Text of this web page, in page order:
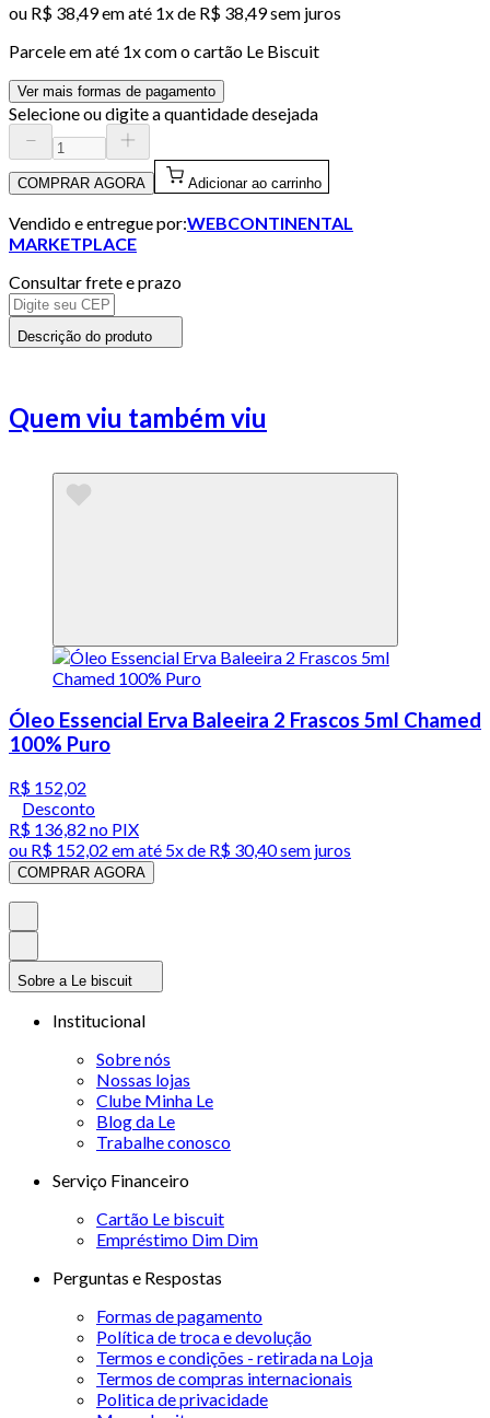
ou R$ 38,49em até 1x de R$ 38,49sem juros
Parcele em até 1x com o cartão Le Biscuit
Ver mais formas de pagamento
Selecione ou digite a quantidade desejada
COMPRAR AGORA Adicionar ao carrinho
Vendido e entregue por:WEBCONTINENTAL
MARKETPLACE
Consultar frete e prazo
Descrição do produto
Quem viu também viu
Óleo Essencial Erva Baleeira 2 Frascos 5ml Chamed
100% Puro
R$ 152,02
Desconto
R$ 136,82 no PIX
ou R$ 152,02 em até 5x de R$ 30,40 sem juros
COMPRAR AGORA
Sobre a Le biscuit
Institucional
Sobre nós
Nossas lojas
Clube Minha Le
Blog da Le
Trabalhe conosco
Serviço Financeiro
Cartão Le biscuit
Empréstimo Dim Dim
Perguntas e Respostas
Formas de pagamento
Política de troca e devolução
Termos e condições - retirada na Loja
Termos de compras internacionais
Politica de privacidade